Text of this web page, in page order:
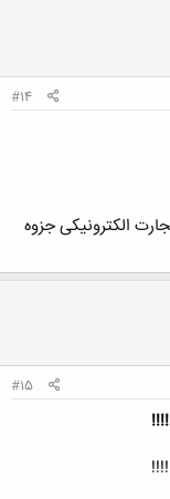
#14
الکترونیکی جزوه
#15